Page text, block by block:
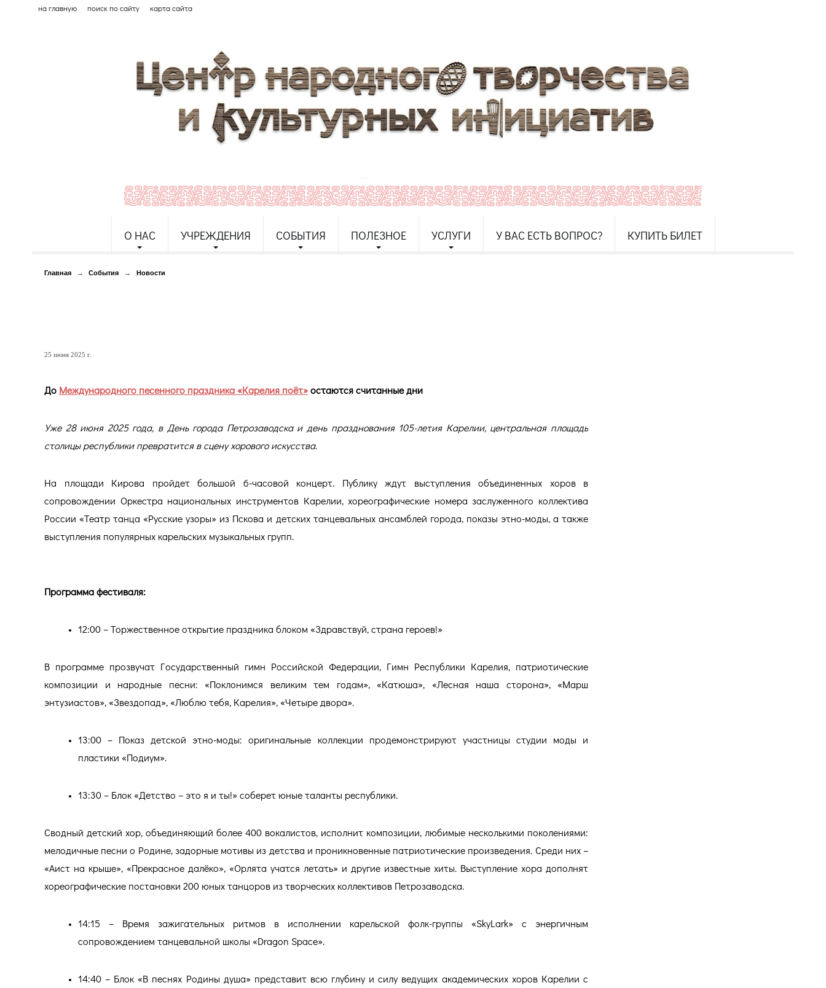
на главную поиск по сайту карта сайта
О НАС УЧРЕЖДЕНИЯ СОБЫТИЯ ПОЛЕЗНОЕ УСЛУГИ У ВАС ЕСТЬ ВОПРОС? КУПИТЬ БИЛЕТ
Главная → События → Новости
25 июня 2025 г.
До Международного песенного праздника «Карелия поёт»остаются считанные дни
Уже 28 июня 2025 года, в День города Петрозаводска и день празднования 105-летия Карелии, центральная площадь
столицы республики превратится в сцену хорового искусства.
На площади Кирова пройдет большой 6-часовой концерт. Публику ждут выступления объединенных хоров в
сопровождении Оркестра национальных инструментов Карелии, хореографические номера заслуженного коллектива
России «Театр танца «Русские узоры» из Пскова и детских танцевальных ансамблей города, показы этно-моды, а также
выступления популярных карельских музыкальных групп.
Программа фестиваля:
12:00 – Торжественное открытие праздника блоком «Здравствуй, страна героев!»
В программе прозвучат Государственный гимн Российской Федерации, Гимн Республики Карелия, патриотические
композиции и народные песни: «Поклонимся великим тем годам», «Катюша», «Лесная наша сторона», «Марш
энтузиастов», «Звездопад», «Люблю тебя, Карелия», «Четыре двора».
13:00 – Показ детской этно-моды: оригинальные коллекции продемонстрируют участницы студии моды и
пластики «Подиум».
13:30 – Блок «Детство – это я и ты!» соберет юные таланты республики.
Сводный детский хор, объединяющий более 400 вокалистов, исполнит композиции, любимые несколькими поколениями:
мелодичные песни о Родине, задорные мотивы из детства и проникновенные патриотические произведения. Среди них –
«Аист на крыше», «Прекрасное далёко», «Орлята учатся летать» и другие известные хиты. Выступление хора дополнят
хореографические постановки 200 юных танцоров из творческих коллективов Петрозаводска.
14:15 – Время зажигательных ритмов в исполнении карельской фолк-группы «SkyLark» с энергичным
сопровождением танцевальной школы «Dragon Space».
14:40 – Блок «В песнях Родины душа» представит всю глубину и силу ведущих академических хоров Карелии с